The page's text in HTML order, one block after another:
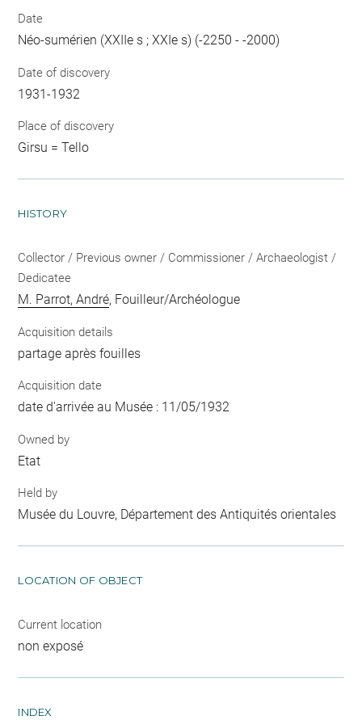
Date
Néo-sumérien (XXIIe s ; XXIe s) (-2250 - -2000)
Date of discovery
1931-1932
Place of discovery
Girsu = Tello
HISTORY
Collector / Previous owner / Commissioner / Archaeologist /
Dedicatee
M. Parrot, André, Fouilleur/Archéologue
Acquisition details
partage après fouilles
Acquisition date
date d'arrivée au Musée : 11/05/1932
Owned by
Etat
Held by
Musée du Louvre, Département des Antiquités orientales
LOCATION OF OBJECT
Current location
non exposé
INDEX